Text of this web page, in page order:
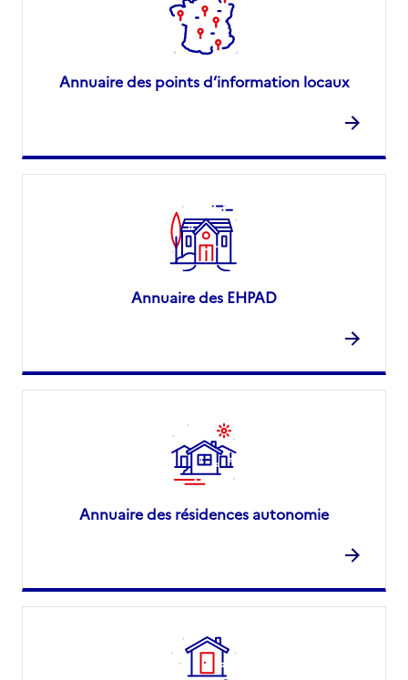
Annuaire des points d’information locaux
Annuaire des EHPAD
Annuaire des résidences autonomie